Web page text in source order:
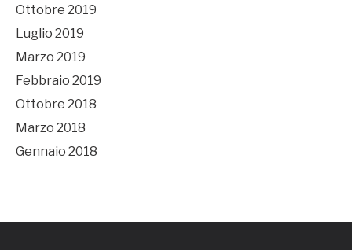
Ottobre 2019
Luglio 2019
Marzo 2019
Febbraio 2019
Ottobre 2018
Marzo 2018
Gennaio 2018